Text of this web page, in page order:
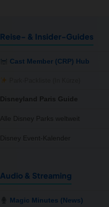
Reise- & Insider-Guides
Cast Member (CRP) Hub
Disneyland Paris Guide
Alle Disney Parks weltweit
Disney Event-Kalender
Audio & Streaming
Magic Minutes (News)